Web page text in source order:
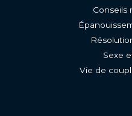
Conseils
Sexe
Vie de